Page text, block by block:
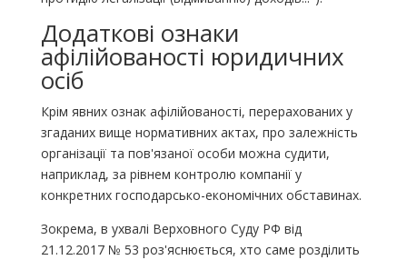
Додаткові ознаки
афілійованості юридичних
осіб
Крім явних ознак афілійованості, перерахованих у
згаданих вище нормативних актах, про залежність
організації та пов'язаної особи можна судити,
наприклад, за рівнем контролю компанії у
конкретних господарсько-економічних обставинах.
Зокрема, в ухвалі Верховного Суду РФ від
21.12.2017 № 53 роз'яснюється, хто саме розділить